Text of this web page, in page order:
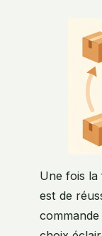
Une fois la
est de